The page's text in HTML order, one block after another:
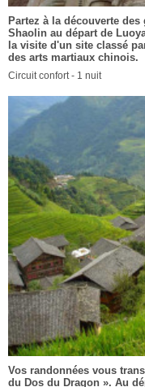
Partez à la découverte
Shaolin au départ de
la visite d'un site classé
des arts martiaux chinois.
Circuit confort - 1 nuit
Vos randonnées vous
du Dos du Dragon ». Au